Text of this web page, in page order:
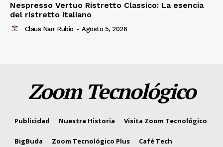
Nespresso Vertuo Ristretto Classico: La esencia
del ristretto italiano
Claus Narr Rubio - Agosto 5, 2026
Zoom Tecnológico
Publicidad Nuestra Historia Visita Zoom Tecnológico
BigBuda Zoom Tecnológico Plus Café Tech